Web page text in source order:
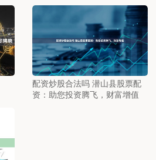
配资炒股合法吗 潜山县股票配
资：助您投资腾飞，财富增值